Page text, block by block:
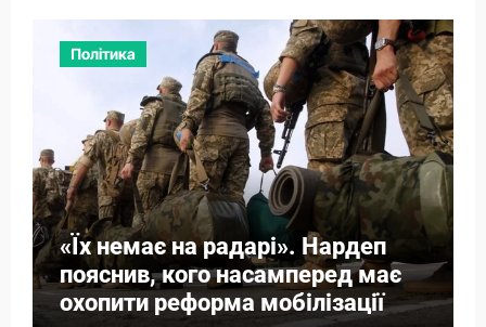
Політика
«Їх немає на радарі». Нардеп
пояснив, кого насамперед має
охопити реформа мобілізації